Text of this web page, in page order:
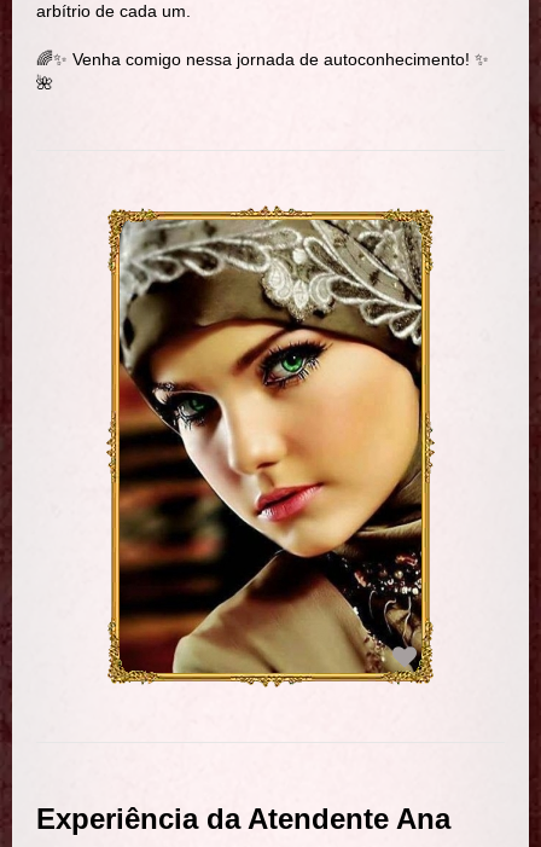
arbítrio de cada um.
🌈✨ Venha comigo nessa jornada de autoconhecimento! ✨
🌺
Experiência da Atendente Ana